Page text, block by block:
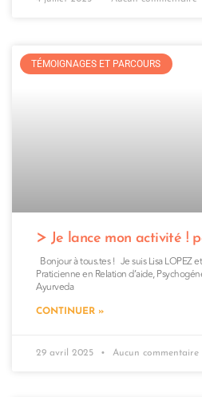
TÉMOIGNAGES ET PARCOURS
Je lance mon activité !
Bonjour à tous.tes ! Je suis Lisa LOPEZ
Praticienne en Relation d’aide,
Ayurveda
CONTINUER »
29 avril 2025 Aucun commentaire